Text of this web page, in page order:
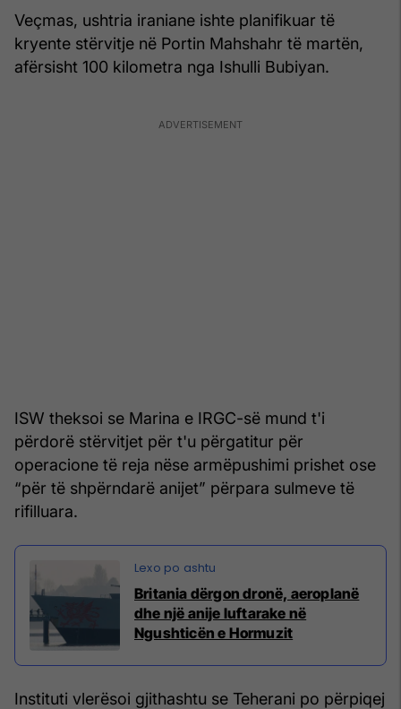
Veçmas, ushtria iraniane ishte planifikuar të
kryente stërvitje në Portin Mahshahr të martën,
afërsisht 100 kilometra nga Ishulli Bubiyan.
ISW theksoi se Marina e IRGC-së mund t'i
përdorë stërvitjet për t'u përgatitur për
operacione të reja nëse armëpushimi prishet ose
“për të shpërndarë anijet” përpara sulmeve të
rifilluara.
Britania dërgon dronë, aeroplanë
dhe një anije luftarake në
Ngushticën e Hormuzit
Instituti vlerësoi gjithashtu se Teherani po përpiqej